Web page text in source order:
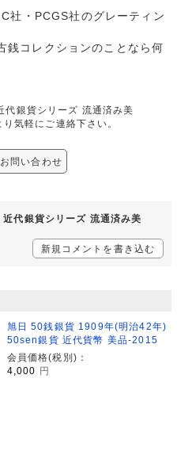
社・PCGS社のグレーティン
銭コレクションのことなら何
銀貨シリーズ 流通済み美
気軽にご連絡下さい。
問い合わせ
代銀貨シリーズ 流通済み美
新規コメントを書き込む
旭日 50銭銀貨 1909年(明治42年)
50sen銀貨 近代貨幣 美品-2015
会員価格(税別)：
4,000
円